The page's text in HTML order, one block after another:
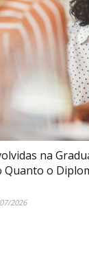
na
Quanto o
2026